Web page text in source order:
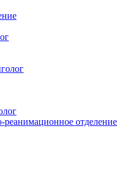
реанимационное отделение